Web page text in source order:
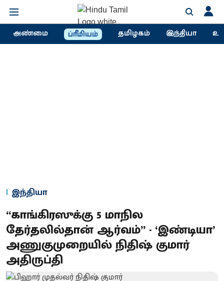
அண்மை ப்ரீமியம் தமிழகம் இந்தியா
இந்தியா
“காங்கிரஸுக்கு 5 மாநில
தேர்தலில்தான் ஆர்வம்” - ‘இண்டியா’
அணுகுமுறையில் நிதிஷ் குமார்
அதிருப்தி